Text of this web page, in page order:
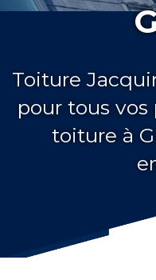
Toiture
pour tous
toiture à